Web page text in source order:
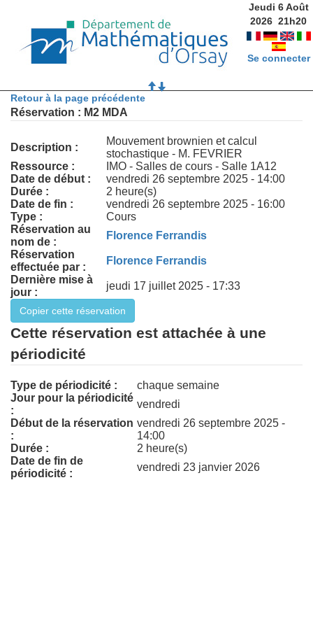
Jeudi 6 Août
2026 21h20
Se connecter
Retour à la page précédente
Réservation : M2 MDA
Description :
Mouvement brownien et calcul
stochastique - M. FEVRIER
Ressource :
IMO - Salles de cours - Salle 1A12
Date de début :
vendredi 26 septembre 2025 - 14:00
Durée :
2 heure(s)
Date de fin :
vendredi 26 septembre 2025 - 16:00
Type :
Cours
Réservation au
nom de :
Florence Ferrandis
Réservation
effectuée par :
Florence Ferrandis
Dernière mise à
jour :
jeudi 17 juillet 2025 - 17:33
Cette réservation est attachée à une
périodicité
Type de périodicité :
chaque semaine
Jour pour la périodicité
:
vendredi
Début de la réservation
:
vendredi 26 septembre 2025 -
14:00
Durée :
2 heure(s)
Date de fin de
périodicité :
vendredi 23 janvier 2026